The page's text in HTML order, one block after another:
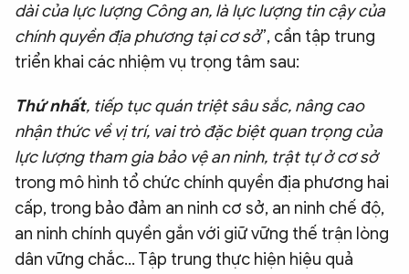
dài của lực lượng Công an, là lực lượng tin cậy của
chính quyền địa phương tại cơ sở”, cần tập trung
triển khai các nhiệm vụ trọng tâm sau:
Thứ nhất, tiếp tục quán triệt sâu sắc, nâng cao
nhận thức về vị trí, vai trò đặc biệt quan trọng của
lực lượng tham gia bảo vệ an ninh, trật tự ở cơ sở
trong mô hình tổ chức chính quyền địa phương hai
cấp, trong bảo đảm an ninh cơ sở, an ninh chế độ,
an ninh chính quyền gắn với giữ vững thế trận lòng
dân vững chắc... Tập trung thực hiện hiệu quả